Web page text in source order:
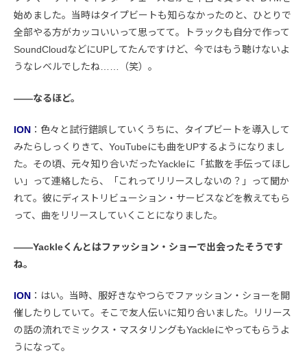
始めました。当時はタイプビートも知らなかったのと、ひとりで
全部やる方がカッコいいって思ってて。トラックも自分で作って
SoundCloudなどにUPしてたんですけど、今ではもう聴けないよ
うなレベルでしたね……（笑）。
――なるほど。
ION ：色々と試行錯誤していくうちに、タイプビートを導入して
みたらしっくりきて、YouTubeにも曲をUPするようになりまし
た。その頃、元々知り合いだったYackleに「拡散を手伝ってほし
い」って連絡したら、「これってリリースしないの？」って聞か
れて。彼にディストリビューション・サービスなどを教えてもら
って、曲をリリースしていくことになりました。
――Yackleくんとはファッション・ショーで出会ったそうです
ね。
ION ：はい。当時、服好きなやつらでファッション・ショーを開
催したりしていて。そこで友人伝いに知り合いました。リリース
の話の流れでミックス・マスタリングもYackleにやってもらうよ
うになって。